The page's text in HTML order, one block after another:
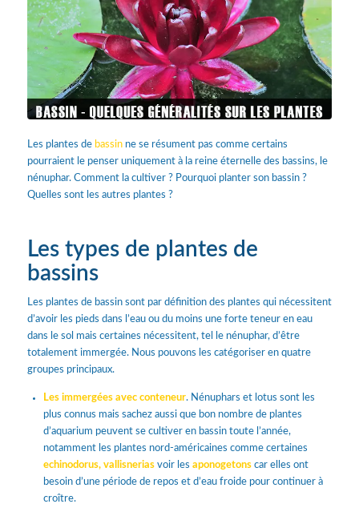
Les plantes de bassinne se résument pas comme certains
pourraient le penser uniquement à la reine éternelle des bassins, le
nénuphar. Comment la cultiver ? Pourquoi planter son bassin ?
Quelles sont les autres plantes ?
Les types de plantes de
bassins
Les plantes de bassin sont par définition des plantes qui nécessitent
d’avoir les pieds dans l’eau ou du moins une forte teneur en eau
dans le sol mais certaines nécessitent, tel le nénuphar, d’être
totalement immergée. Nous pouvons les catégoriser en quatre
groupes principaux.
Les immergées avec conteneur. Nénuphars et lotus sont les
plus connus mais sachez aussi que bon nombre de plantes
d’aquarium peuvent se cultiver en bassin toute l’année,
notamment les plantes nord-américaines comme certaines
echinodorus, vallisneriasvoir les aponogetonscar elles ont
besoin d’une période de repos et d’eau froide pour continuer à
croître.